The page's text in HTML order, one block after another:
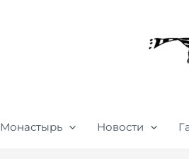
Монастырь Новости